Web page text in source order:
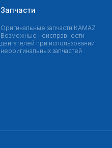
Запчасти
Оригинальные запчасти КAMAZ
Возможные неисправности
двигателей при использовании
неоригинальных запчастей